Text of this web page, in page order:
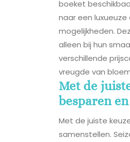
boeket
naar een
mogelijkheden.
alleen bij hun
verschillende
vreugde van
Met de
besparen
Met de juiste
samenstellen.